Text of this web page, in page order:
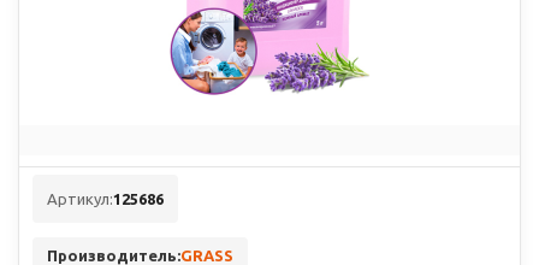
Артикул:125686
Производитель:GRASS